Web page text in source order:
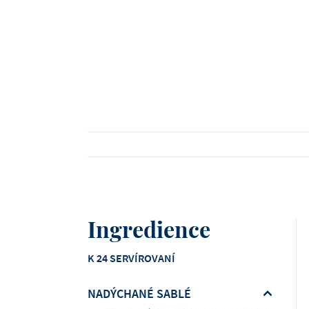
Ingredience
K 24 SERVÍROVANÍ
NADÝCHANÉ SABLÉ